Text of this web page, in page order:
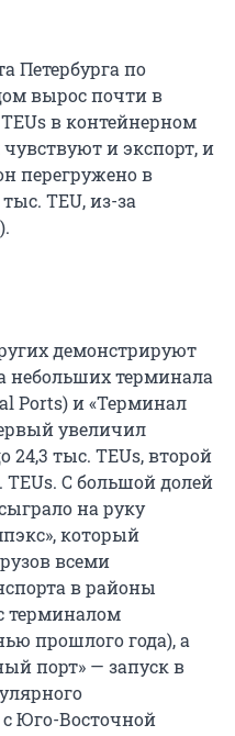
Петербурга по
вырос почти в
в контейнерном
и экспорт, и
перегружено в
TEU, из-за
демонстрируют
терминала
Ports) и «Терминал
увеличил
24,3 тыс. TEUs, второй
TEUs. С большой долей
на руку
который
всеми
в районы
терминалом
прошлого года), а
порт» — запуск в
с Юго-Восточной